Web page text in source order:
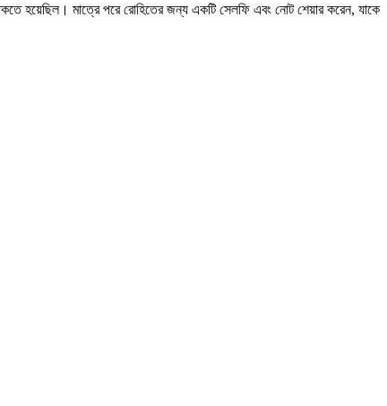
হয়েছিল। মাত্রে পরে রোহিতের জন্য একটি সেলফি এবং নোট শেয়ার করেন, যাকে